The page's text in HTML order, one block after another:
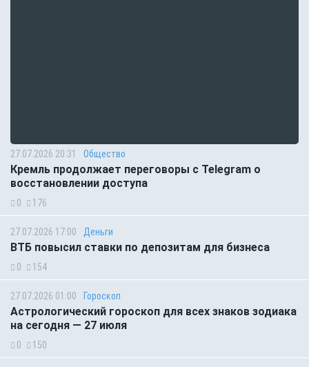
27.07.2026 20:31 Общество
Кремль продолжает переговоры с Telegram о
восстановлении доступа
0 176
27.07.2026 17:00 Деньги
ВТБ повысил ставки по депозитам для бизнеса
0 154
27.07.2026 01:00 Гороскоп
Астрологический гороскоп для всех знаков зодиака
на сегодня — 27 июля
0 150